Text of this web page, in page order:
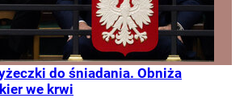
do śniadania. Obniża
we krwi